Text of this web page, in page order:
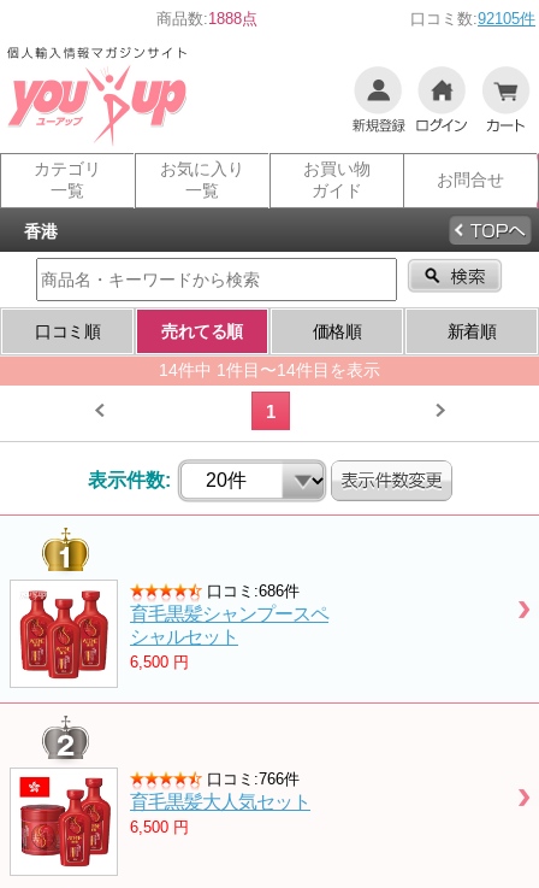
商品数:1888点 口コミ数:92105件
カテゴリ
一覧
お気に入り
一覧
お買い物
ガイド
お問合せ
香港
口コミ順 売れてる順 価格順
新着順
14件中 1件目〜14件目を表示
1
表示件数:
口コミ:686件
育毛黒髪シャンプースペ
シャルセット
6,500 円
口コミ:766件
育毛黒髪大人気セット
6,500 円